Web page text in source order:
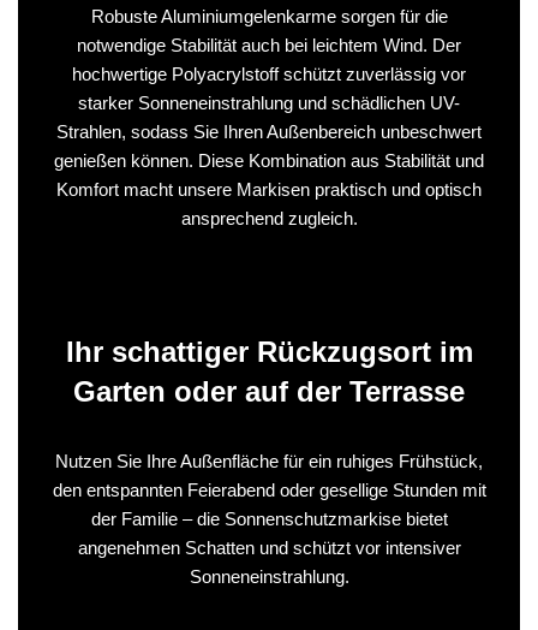
Robuste Aluminiumgelenkarme sorgen für die
notwendige Stabilität auch bei leichtem Wind. Der
hochwertige Polyacrylstoff schützt zuverlässig vor
starker Sonneneinstrahlung und schädlichen UV-
Strahlen, sodass Sie Ihren Außenbereich unbeschwert
genießen können. Diese Kombination aus Stabilität und
Komfort macht unsere Markisen praktisch und optisch
ansprechend zugleich.
Ihr schattiger Rückzugsort im
Garten oder auf der Terrasse
Nutzen Sie Ihre Außenfläche für ein ruhiges Frühstück,
den entspannten Feierabend oder gesellige Stunden mit
der Familie – die Sonnenschutzmarkise bietet
angenehmen Schatten und schützt vor intensiver
Sonneneinstrahlung.